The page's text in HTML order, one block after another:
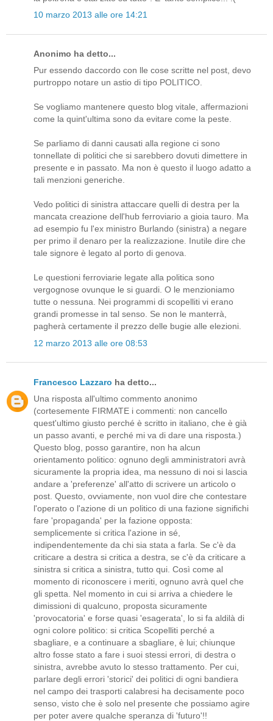
10 marzo 2013 alle ore 14:21
Anonimo ha detto...
Pur essendo daccordo con lle cose scritte nel post, devo
purtroppo notare un astio di tipo POLITICO.
Se vogliamo mantenere questo blog vitale, affermazioni
come la quint'ultima sono da evitare come la peste.
Se parliamo di danni causati alla regione ci sono
tonnellate di politici che si sarebbero dovuti dimettere in
presente e in passato. Ma non è questo il luogo adatto a
tali menzioni generiche.
Vedo politici di sinistra attaccare quelli di destra per la
mancata creazione dell'hub ferroviario a gioia tauro. Ma
ad esempio fu l'ex ministro Burlando (sinistra) a negare
per primo il denaro per la realizzazione. Inutile dire che
tale signore è legato al porto di genova.
Le questioni ferroviarie legate alla politica sono
vergognose ovunque le si guardi. O le menzioniamo
tutte o nessuna. Nei programmi di scopelliti vi erano
grandi promesse in tal senso. Se non le manterrà,
pagherà certamente il prezzo delle bugie alle elezioni.
12 marzo 2013 alle ore 08:53
Francesco Lazzaro ha detto...
Una risposta all'ultimo commento anonimo
(cortesemente FIRMATE i commenti: non cancello
quest'ultimo giusto perché è scritto in italiano, che è già
un passo avanti, e perché mi va di dare una risposta.)
Questo blog, posso garantire, non ha alcun
orientamento politico: ognuno degli amministratori avrà
sicuramente la propria idea, ma nessuno di noi si lascia
andare a 'preferenze' all'atto di scrivere un articolo o
post. Questo, ovviamente, non vuol dire che contestare
l'operato o l'azione di un politico di una fazione significhi
fare 'propaganda' per la fazione opposta:
semplicemente si critica l'azione in sé,
indipendentemente da chi sia stata a farla. Se c'è da
criticare a destra si critica a destra, se c'è da criticare a
sinistra si critica a sinistra, tutto qui. Così come al
momento di riconoscere i meriti, ognuno avrà quel che
gli spetta. Nel momento in cui si arriva a chiedere le
dimissioni di qualcuno, proposta sicuramente
'provocatoria' e forse quasi 'esagerata', lo si fa aldilà di
ogni colore politico: si critica Scopelliti perché a
sbagliare, e a continuare a sbagliare, è lui; chiunque
altro fosse stato a fare i suoi stessi errori, di destra o
sinistra, avrebbe avuto lo stesso trattamento. Per cui,
parlare degli errori 'storici' dei politici di ogni bandiera
nel campo dei trasporti calabresi ha decisamente poco
senso, visto che è solo nel presente che possiamo agire
per poter avere qualche speranza di 'futuro'!!